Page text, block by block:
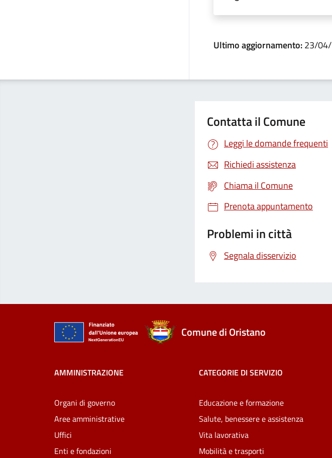
Ultimo aggiornamento:23/
Contatta il Comune
Leggi le domande frequenti
Richiedi assistenza
Chiama il Comune
Prenota appuntamento
Problemi in città
Segnala disservizio
Comune di Oristano
AMMINISTRAZIONE
Organi di governo
Aree amministrative
Uffici
Enti e fondazioni
CATEGORIE DI SERVIZIO
Educazione e formazione
Salute, benessere e assistenza
Vita lavorativa
Mobilità e trasporti